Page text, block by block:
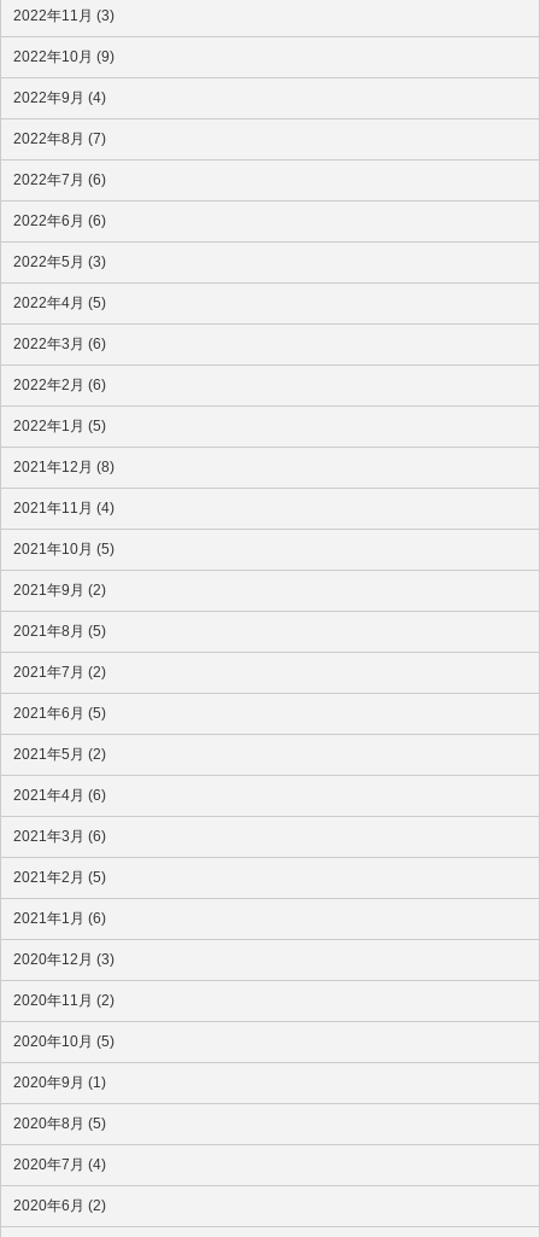
2022年11月 (3)
2022年10月 (9)
2022年9月 (4)
2022年8月 (7)
2022年7月 (6)
2022年6月 (6)
2022年5月 (3)
2022年4月 (5)
2022年3月 (6)
2022年2月 (6)
2022年1月 (5)
2021年12月 (8)
2021年11月 (4)
2021年10月 (5)
2021年9月 (2)
2021年8月 (5)
2021年7月 (2)
2021年6月 (5)
2021年5月 (2)
2021年4月 (6)
2021年3月 (6)
2021年2月 (5)
2021年1月 (6)
2020年12月 (3)
2020年11月 (2)
2020年10月 (5)
2020年9月 (1)
2020年8月 (5)
2020年7月 (4)
2020年6月 (2)